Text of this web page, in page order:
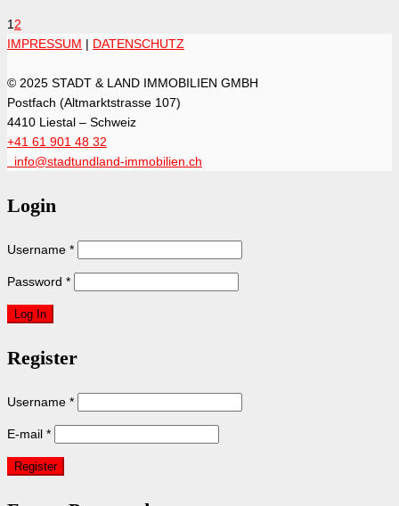
1 2
IMPRESSUM | DATENSCHUTZ
© 2025 STADT & LAND IMMOBILIEN GMBH
Postfach (Altmarktstrasse 107)
4410 Liestal – Schweiz
+41 61 901 48 32
info@stadtundland-immobilien.ch
Login
Username *
Password *
Register
Username *
E-mail *